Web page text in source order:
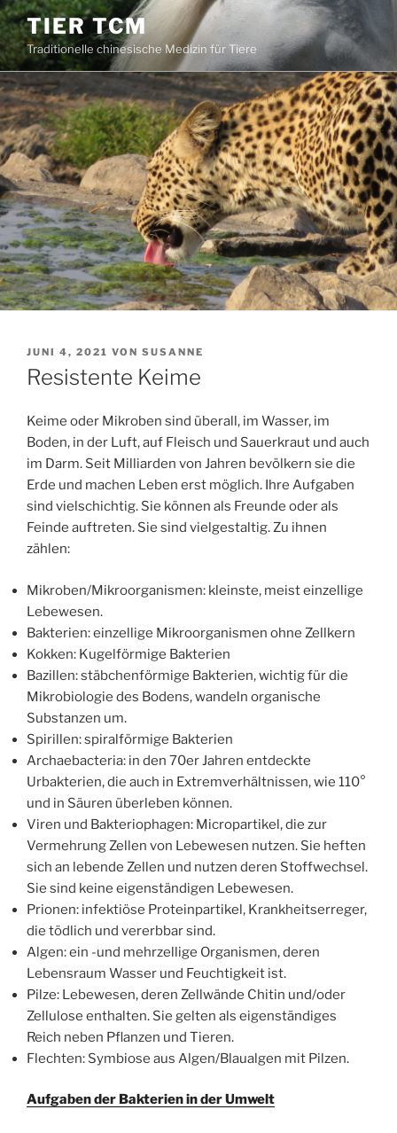
Zum
Inhalt
springen
TIER TCM
Traditionelle chinesische Medizin für Tiere
VERÖFFENTLICHT
AM
JUNI 4, 2021 VON SUSANNE
Resistente Keime
Keime oder Mikroben sind überall, im Wasser, im
Boden, in der Luft, auf Fleisch und Sauerkraut und auch
im Darm. Seit Milliarden von Jahren bevölkern sie die
Erde und machen Leben erst möglich. Ihre Aufgaben
sind vielschichtig. Sie können als Freunde oder als
Feinde auftreten. Sie sind vielgestaltig. Zu ihnen
zählen:
Mikroben/Mikroorganismen: kleinste, meist einzellige
Lebewesen.
Bakterien: einzellige Mikroorganismen ohne Zellkern
Kokken: Kugelförmige Bakterien
Bazillen: stäbchenförmige Bakterien, wichtig für die
Mikrobiologie des Bodens, wandeln organische
Substanzen um.
Spirillen: spiralförmige Bakterien
Archaebacteria: in den 70er Jahren entdeckte
Urbakterien, die auch in Extremverhältnissen, wie 110°
und in Säuren überleben können.
Viren und Bakteriophagen: Micropartikel, die zur
Vermehrung Zellen von Lebewesen nutzen. Sie heften
sich an lebende Zellen und nutzen deren Stoffwechsel.
Sie sind keine eigenständigen Lebewesen.
Prionen: infektiöse Proteinpartikel, Krankheitserreger,
die tödlich und vererbbar sind.
Algen: ein -und mehrzellige Organismen, deren
Lebensraum Wasser und Feuchtigkeit ist.
Pilze: Lebewesen, deren Zellwände Chitin und/oder
Zellulose enthalten. Sie gelten als eigenständiges
Reich neben Pflanzen und Tieren.
Flechten: Symbiose aus Algen/Blaualgen mit Pilzen.
Aufgaben der Bakterien in der Umwelt